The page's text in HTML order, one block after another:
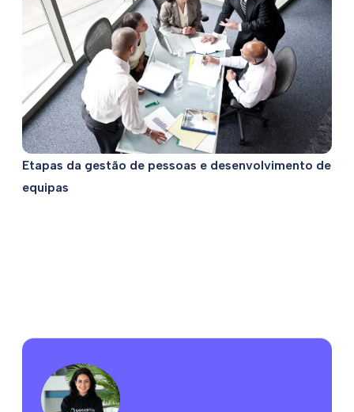
Etapas da gestão de pessoas e desenvolvimento de
equipas